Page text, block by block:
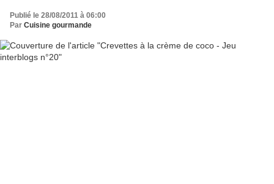
Publié le 28/08/2011 à 06:00
Par Cuisine gourmande